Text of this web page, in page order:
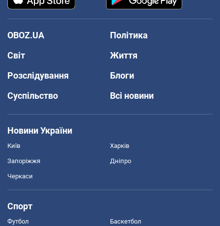
OBOZ.UA
Політика
Світ
Життя
Розслідування
Блоги
Суспільство
Всі новини
Новини України
Київ Харків
Запоріжжя Дніпро
Черкаси
Спорт
Футбол Баскетбол